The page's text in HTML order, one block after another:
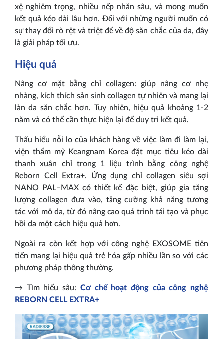
xệ nghiêm trọng, nhiều nếp nhăn sâu, và mong muốn
kết quả kéo dài lâu hơn. Đối với những người muốn có
sự thay đổi rõ rệt và triệt để về độ săn chắc của da, đây
là giải pháp tối ưu.
Hiệu quả
Nâng cơ mặt bằng chỉ collagen: giúp nâng cơ nhẹ
nhàng, kích thích sản sinh collagen tự nhiên và mang lại
làn da săn chắc hơn. Tuy nhiên, hiệu quả khoảng 1-2
năm và có thể cần thực hiện lại để duy trì kết quả.
Thấu hiểu nỗi lo của khách hàng về việc làm đi làm lại,
viện thẩm mỹ Keangnam Korea đặt mục tiêu kéo dài
thanh xuân chỉ trong 1 liệu trình bằng công nghệ
Reborn Cell Extra+. Ứng dụng chỉ collagen siêu sợi
NANO PAL–MAX có thiết kế đặc biệt, giúp gia tăng
lượng collagen đưa vào, tăng cường khả năng tương
tác với mô da, từ đó nâng cao quá trình tái tạo và phục
hồi da một cách hiệu quả hơn.
Ngoài ra còn kết hợp với công nghệ EXOSOME tiên
tiến mang lại hiệu quả trẻ hóa gấp nhiều lần so với các
phương pháp thông thường.
→ Tìm hiểu sâu: Cơ chế hoạt động của công nghệ
REBORN CELL EXTRA+